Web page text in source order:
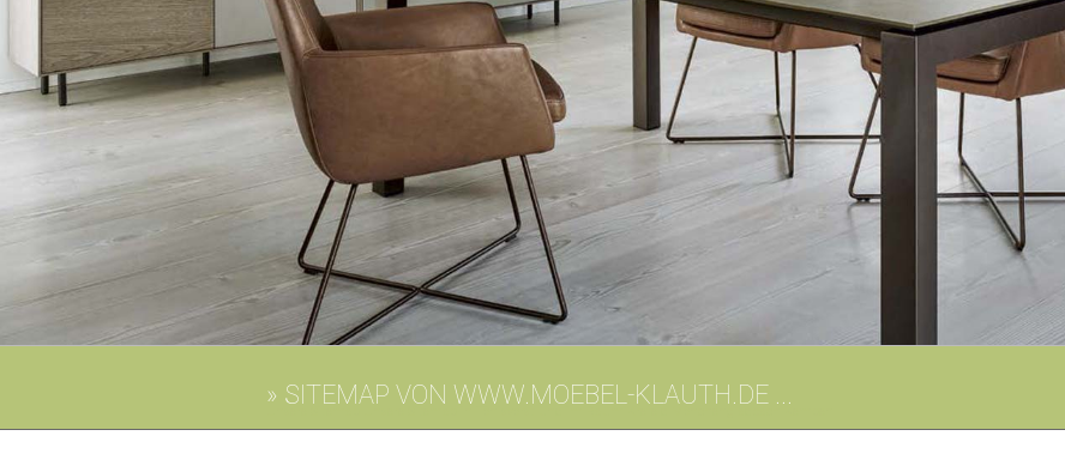
» SITEMAP VON WWW.MOEBEL-KLAUTH.DE ...